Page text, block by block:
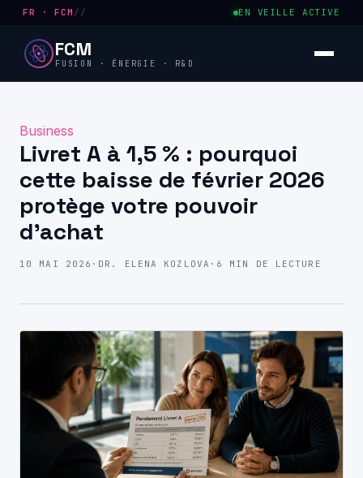
FR · FCM // EN VEILLE ACTIVE
FCM
FUSION · ÉNERGIE · R&D
Business
Livret A à 1,5 % : pourquoi
cette baisse de février 2026
protège votre pouvoir
d’achat
10 MAI 2026 · DR. ELENA KOZLOVA · 6 MIN DE LECTURE